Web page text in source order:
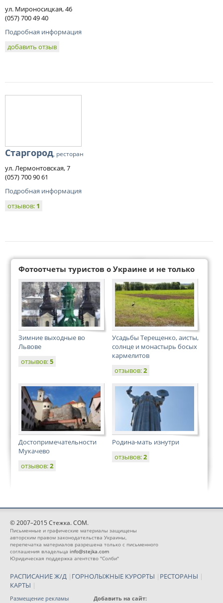
ул. Мироносицкая, 46
(057) 700 49 40
Подробная информация
добавить отзыв
Старгород, ресторан
ул. Лермонтовская, 7
(057) 700 90 61
Подробная информация
отзывов: 1
Фотоотчеты туристов о Украине и не только
Зимние выходные во
Львове
отзывов:5
Усадьбы Терещенко, аисты,
солнце и монастырь босых
кармелитов
отзывов:2
Достопримечательности
Мукачево
отзывов:2
Родина-мать изнутри
отзывов:2
© 2007–2015 Стежка. COM.
Письменные и графические материалы защищены
авторским правом законодательства Украины,
перепечатка материалов разрешена только с письменного
соглашения владельца info@stejka.com
Юридическая поддержка агентство "Солби"
РАСПИСАНИЕ Ж/Д | ГОРНОЛЫЖНЫЕ КУРОРТЫ | РЕСТОРАНЫ |
КАРТЫ |
Размещение рекламы
Добавить на сайт: